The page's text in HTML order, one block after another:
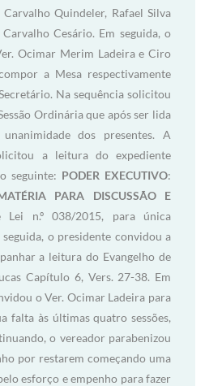
Quindeler, Rafael Silva
Cesário. Em seguida, o
Ocimar Merim Ladeira e Ciro
a Mesa respectivamente
Na sequência solicitou
Ordinária que após ser lida
dos presentes. A
a leitura do expediente
seguinte: PODER EXECUTIVO:
PARA DISCUSSÃO E
n.º 038/2015, para única
o presidente convidou a
a leitura do Evangelho de
Capítulo 6, Vers. 27-38. Em
o Ver. Ocimar Ladeira para
falta às últimas quatro sessões,
o vereador parabenizou
por restarem começando uma
esforço e empenho para fazer